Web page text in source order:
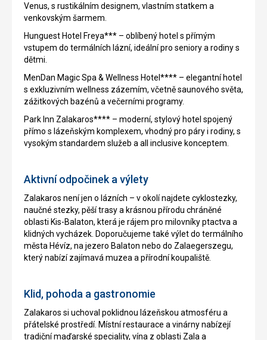
Venus, s rustikálním designem, vlastním statkem a
venkovským šarmem.
Hunguest Hotel Freya*** – oblíbený hotel s přímým
vstupem do termálních lázní, ideální pro seniory a rodiny s
dětmi.
MenDan Magic Spa & Wellness Hotel**** – elegantní hotel
s exkluzivním wellness zázemím, včetně saunového světa,
zážitkových bazénů a večerními programy.
Park Inn Zalakaros**** – moderní, stylový hotel spojený
přímo s lázeňským komplexem, vhodný pro páry i rodiny, s
vysokým standardem služeb a all inclusive konceptem.
Aktivní odpočinek a výlety
Zalakaros není jen o lázních – v okolí najdete cyklostezky,
naučné stezky, pěší trasy a krásnou přírodu chráněné
oblasti Kis-Balaton, která je rájem pro milovníky ptactva a
klidných vycházek. Doporučujeme také výlet do termálního
města Hévíz, na jezero Balaton nebo do Zalaegerszegu,
který nabízí zajímavá muzea a přírodní koupaliště.
Klid, pohoda a gastronomie
Zalakaros si uchoval poklidnou lázeňskou atmosféru a
přátelské prostředí. Místní restaurace a vinárny nabízejí
tradiční maďarské speciality, vína z oblasti Zala a